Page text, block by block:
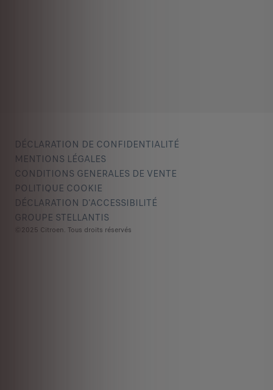
DÉCLARATION DE CONFIDENTIALITÉ
MENTIONS LÉGALES
CONDITIONS GENERALES DE VENTE
POLITIQUE COOKIE
DÉCLARATION D'ACCESSIBILITÉ
GROUPE STELLANTIS
©2025 Citroen. Tous droits réservés